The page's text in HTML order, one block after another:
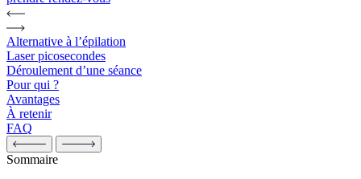
Alternative à l’épilation
Laser picosecondes
Déroulement d’une séance
Pour qui ?
Avantages
À retenir
FAQ
Sommaire